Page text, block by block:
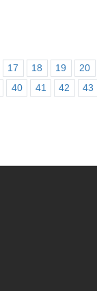
17 18 19 20
40 41 42 43